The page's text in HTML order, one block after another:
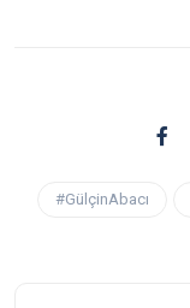
#GülçinAbacı